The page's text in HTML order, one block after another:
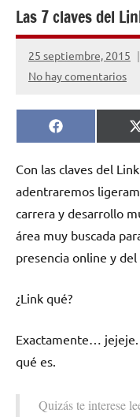
Las 7 claves del
25 septiembre, 2015
No hay comentarios
Compartir
en
Facebook
Con las claves del
adentraremos
carrera y desarrollo
área muy buscada
presencia online y del
¿Link qué?
Exactamente…
qué es.
Quizás te interese